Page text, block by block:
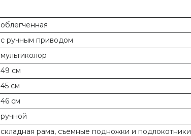
облегченная
с ручным приводом
мультиколор
49 см
45 см
46 см
ручной
складная рама, съемные подножки и подлокотники